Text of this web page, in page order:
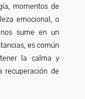
momentos de
emocional, o
sume en un
es común
la calma y
recuperación de